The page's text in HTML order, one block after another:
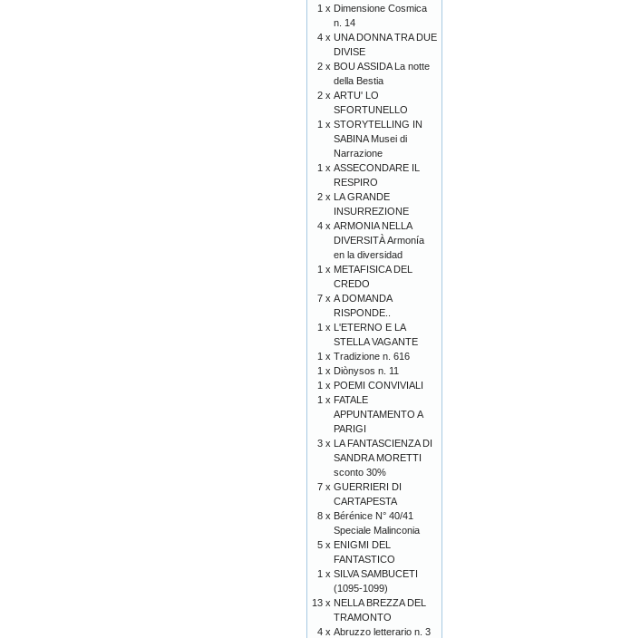
1 x Dimensione Cosmica
n. 14
4 x UNA DONNA TRA DUE
DIVISE
2 x BOU ASSIDA La notte
della Bestia
2 x ARTU' LO
SFORTUNELLO
1 x STORYTELLING IN
SABINA Musei di
Narrazione
1 x ASSECONDARE IL
RESPIRO
2 x LA GRANDE
INSURREZIONE
4 x ARMONIA NELLA
DIVERSITÀ Armonía
en la diversidad
1 x METAFISICA DEL
CREDO
7 x A DOMANDA
RISPONDE..
1 x L'ETERNO E LA
STELLA VAGANTE
1 x Tradizione n. 616
1 x Diònysos n. 11
1 x POEMI CONVIVIALI
1 x FATALE
APPUNTAMENTO A
PARIGI
3 x LA FANTASCIENZA DI
SANDRA MORETTI
sconto 30%
7 x GUERRIERI DI
CARTAPESTA
8 x Bérénice N° 40/41
Speciale Malinconia
5 x ENIGMI DEL
FANTASTICO
1 x SILVA SAMBUCETI
(1095-1099)
13 x NELLA BREZZA DEL
TRAMONTO
4 x Abruzzo letterario n. 3